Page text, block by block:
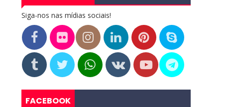
Siga-nos nas mídias sociais!
FACEBOOK